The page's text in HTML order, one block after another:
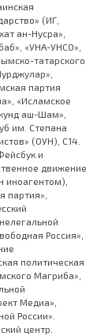
(ИГ,
ан-Нусра»,
«УНА-УНСО»,
татарского
партия
«Исламское
аш-Шам»,
им. Степана
(ОУН), С14.
и
движение
иноагентом),
партия»,
Россия»,
политическая
Магриба»,
Медиа»,
России».
центр.